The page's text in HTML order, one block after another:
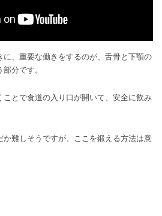
、重要な働きをするのが、舌骨と下顎の
分です。
とで食道の入り口が開いて、安全に飲み
難しそうですが、ここを鍛える方法は意